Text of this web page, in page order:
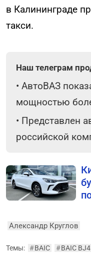
в Калининграде
такси.
Наш телеграм
• АвтоВАЗ
мощностью
• Представлен
российской
Александр Круглов
Темы: #BAIC #BAIC